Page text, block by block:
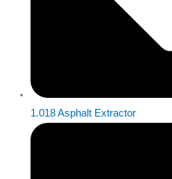
1.018 Asphalt Extractor